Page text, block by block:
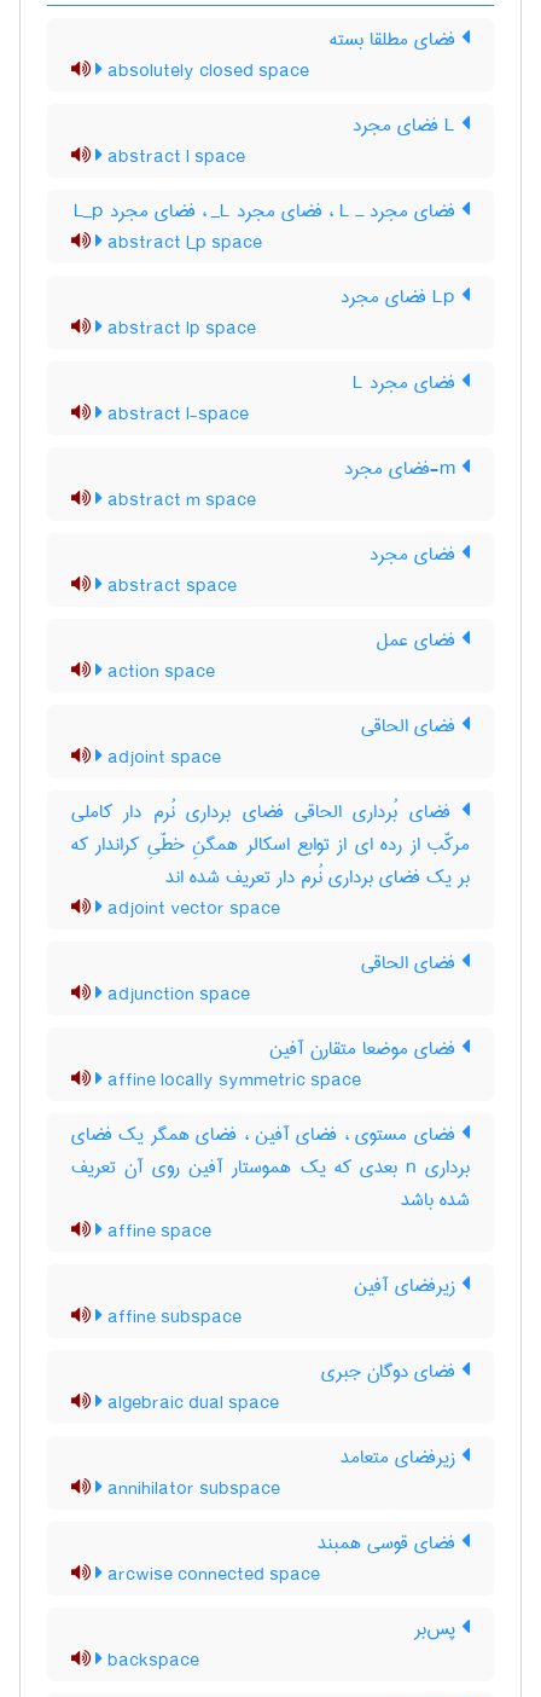
فضای مطلقا بسته
absolutely closed space
abstract l space
فضای مجرد ـ L‌ ، فضای مجرد L‌_ ، فضای مجرد L‌_‌p
abstract l_p space
abstract lp space
فضای مجرد L
abstract l-space
abstract m space
فضای مجرد
abstract space
فضای عمل
action space
فضای الحاقی
adjoint space
فضای بُرداری الحاقی فضای برداری نُرم دار کاملی
مرکّب از رده ای از توابع اسکالر همگنِ خطّیِ کراندار که
بر یک فضای برداری نُرم دار تعریف شده اند
adjoint vector space
فضای الحاقی
adjunction space
فضای موضعا متقارن آفین
affine locally symmetric space
فضای مستوی ، فضای آفین ، فضای همگر یک فضای
برداری n بعدی که یک هموستار آفین روی آن تعریف
شده باشد
affine space
زیرفضای آفین
affine subspace
فضای دوگان جبری
algebraic dual space
زیرفضای متعامد
annihilator subspace
فضای قوسی همبند
arcwise connected space
پس‌بر
backspace